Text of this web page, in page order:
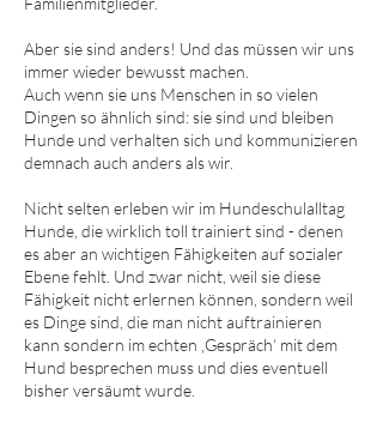
Aber sie sind anders! Und das müssen wir uns
immer wieder bewusst machen.
Auch wenn sie uns Menschen in so vielen
Dingen so ähnlich sind: sie sind und bleiben
Hunde und verhalten sich und kommunizieren
demnach auch anders als wir.
Nicht selten erleben wir im Hundeschulalltag
Hunde, die wirklich toll trainiert sind - denen
es aber an wichtigen Fähigkeiten auf sozialer
Ebene fehlt. Und zwar nicht, weil sie diese
Fähigkeit nicht erlernen können, sondern weil
es Dinge sind, die man nicht auftrainieren
kann sondern im echten ‚Gespräch‘ mit dem
Hund besprechen muss und dies eventuell
bisher versäumt wurde.